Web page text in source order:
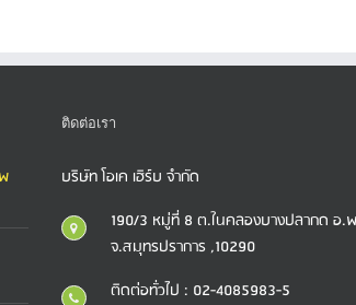
ติดต่อเรา
บริษัท โอเค เฮิร์บ จำกัด
190/3 หมู่ที่ 8 ต.ในคลองบางปลากด อ.
จ.สมุทรปราการ ,10290
ติดต่อทั่วไป : 02-4085983-5